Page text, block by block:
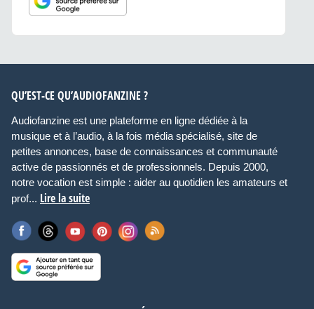
QU’EST-CE QU’AUDIOFANZINE ?
Audiofanzine est une plateforme en ligne dédiée à la
musique et à l’audio, à la fois média spécialisé, site de
petites annonces, base de connaissances et communauté
active de passionnés et de professionnels. Depuis 2000,
notre vocation est simple : aider au quotidien les amateurs et
prof... Lire la suite